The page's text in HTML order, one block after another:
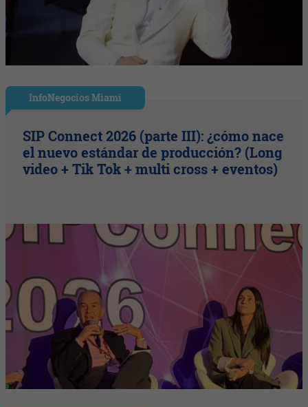
InfoNegocios Miami
SIP Connect 2026 (parte III): ¿cómo nace
el nuevo estándar de producción? (Long
video + Tik Tok + multi cross + eventos)